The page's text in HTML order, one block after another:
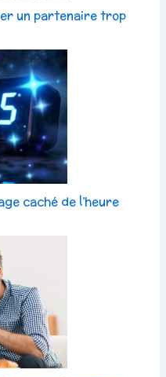
un partenaire trop
caché de l’heure